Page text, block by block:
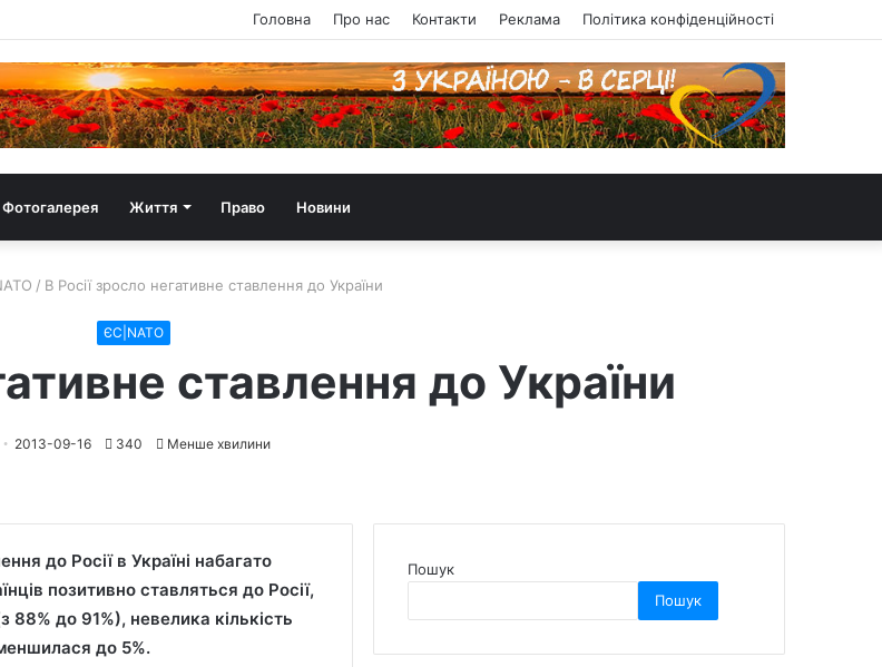
Головна Про нас Контакти Реклама Політика конфіденційності
Фотогалерея Життя Право Новини
/ В Росії зросло негативне ставлення до України
ЄС|NATO
ставлення до України
2013-09-16 340 Менше хвилини
до Росії в Україні набагато
позитивно ставляться до Росії,
до 91%), невелика кількість
до 5%.
Пошук
Пошук